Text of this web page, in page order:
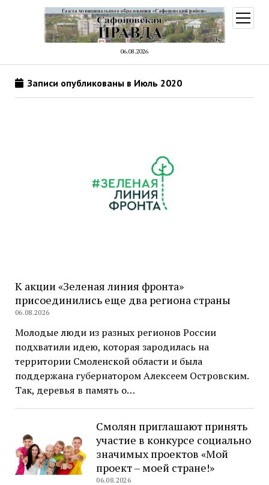
06.08.2026
меню
Записи опубликованы в Июль 2020
К акции «Зеленая линия фронта»
присоединились еще два региона страны
06.08.2026
Молодые люди из разных регионов России
подхватили идею, которая зародилась на
территории Смоленской области и была
поддержана губернатором Алексеем Островским.
Так, деревья в память о…
Смолян приглашают принять
участие в конкурсе социально
значимых проектов «Мой
проект – моей стране!»
06.08.2026